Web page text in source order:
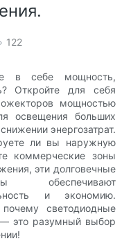
122
в себе мощность,
Откройте для себя
мощностью
больших
энергозатрат.
ли вы наружную
коммерческие зоны
эти долговечные
обеспечивают
и экономию.
светодиодные
это разумный выбор